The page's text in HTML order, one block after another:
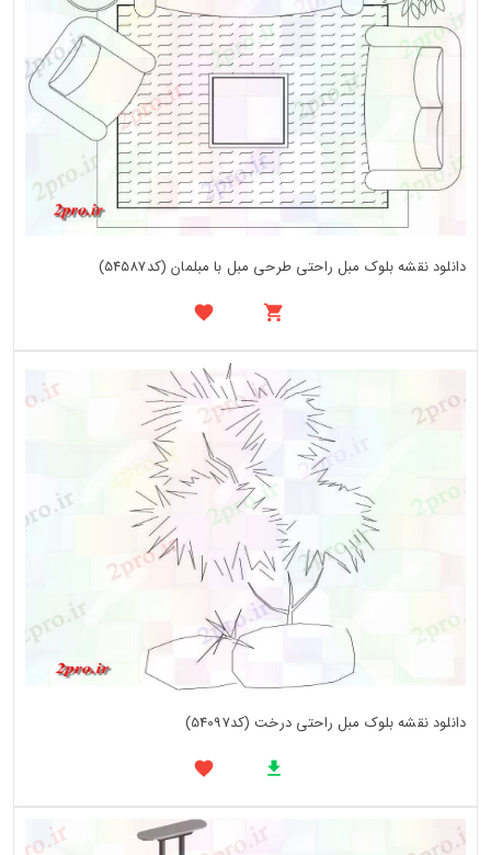
دانلود نقشه بلوک مبل راحتی طرحی مبل با مبلمان (کد54587)
دانلود نقشه بلوک مبل راحتی درخت (کد54097)